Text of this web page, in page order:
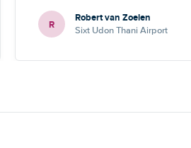
R Robert van Zoelen
Sixt Udon Thani Airport